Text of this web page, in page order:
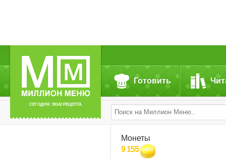
СЕГОДНЯ: 39142 РЕЦЕПТА
Готовить
Монеты
9 155